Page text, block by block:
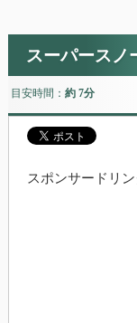
スーパースノ
目安時間： 約 7分
スポンサードリン